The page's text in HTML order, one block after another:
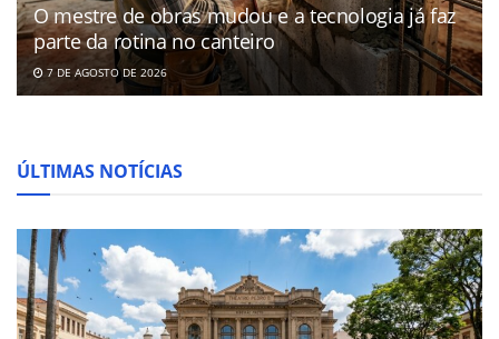
O mestre de obras mudou e a tecnologia já faz
parte da rotina no canteiro
7 DE AGOSTO DE 2026
ÚLTIMAS NOTÍCIAS